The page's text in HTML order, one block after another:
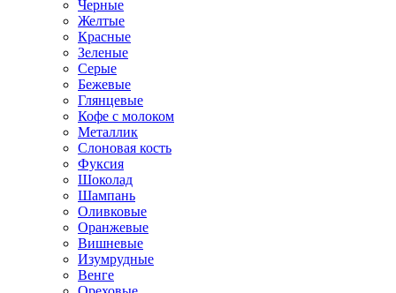
Черные
Желтые
Красные
Зеленые
Серые
Бежевые
Глянцевые
Кофе с молоком
Металлик
Слоновая кость
Фуксия
Шоколад
Шампань
Оливковые
Оранжевые
Вишневые
Изумрудные
Венге